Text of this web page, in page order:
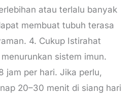
atau terlalu banyak
membuat tubuh terasa
4. Cukup Istirahat
sistem imun.
jam per hari. Jika perlu,
20–30 menit di siang hari